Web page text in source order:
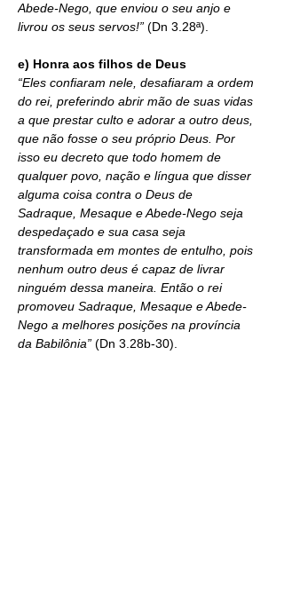
Abede-Nego, que enviou o seu anjo e
livrou os seus servos!” (Dn 3.28ª).
e) Honra aos filhos de Deus
“Eles confiaram nele, desafiaram a ordem
do rei, preferindo abrir mão de suas vidas
a que prestar culto e adorar a outro deus,
que não fosse o seu próprio Deus. Por
isso eu decreto que todo homem de
qualquer povo, nação e língua que disser
alguma coisa contra o Deus de
Sadraque, Mesaque e Abede-Nego seja
despedaçado e sua casa seja
transformada em montes de entulho, pois
nenhum outro deus é capaz de livrar
ninguém dessa maneira. Então o rei
promoveu Sadraque, Mesaque e Abede-
Nego a melhores posições na província
da Babilônia” (Dn 3.28b-30).